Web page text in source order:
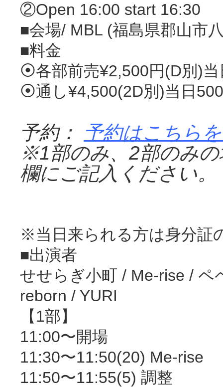
‪②Open 16:00 start 16:30
■‪会場/ MBL (福島県郡山市
■料金
⦿各部前売¥2,500円(D別)当
⦿通し¥4,500(2D別)当日
予約：
予約はこちら
※1部のみ、 2部のみ
欄にご記入ください。
※当日来られる方は身分証
‪■出演者‬
せせらぎ小町 / Me-rise / ペ
reborn / YURI
【1部】
11:00〜開場
11:30〜11:50(20) Me-rise
11:50〜11:55(5) 調整